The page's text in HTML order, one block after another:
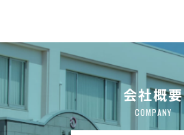
会社概要
COMPANY